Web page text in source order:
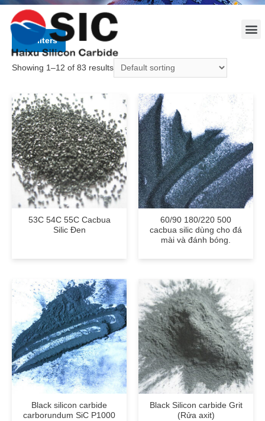
Filters
Showing 1–12 of 83 results
53C 54C 55C Cacbua
Silic Đen
60/90 180/220 500
cacbua silic dùng cho đá
mài và đánh bóng.
Black silicon carbide
carborundum SiC P1000
Black Silicon carbide Grit
(Rửa axit)